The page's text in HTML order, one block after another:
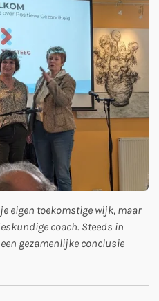
eigen toekomstige wijk, maar
coach. Steeds in
gezamenlijke conclusie